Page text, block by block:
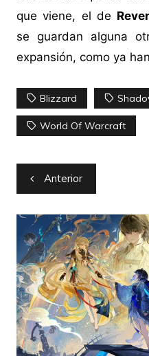
que viene, el de
se guardan alguna
expansión, como ya
Blizzard
World Of Warcraft
Navegación
de
entradas
Anterior